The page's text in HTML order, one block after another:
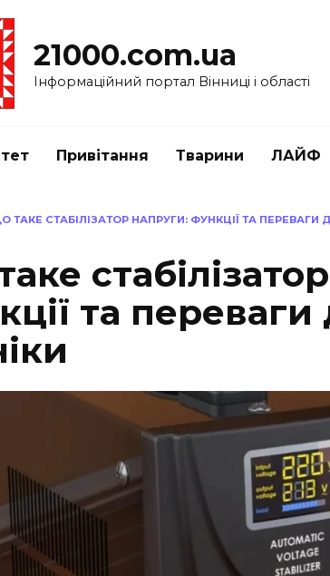
21000.com.ua
Інформаційний портал Вінниці і області
Привітання Тварини ЛАЙФ
ТАКЕ СТАБІЛІЗАТОР НАПРУГИ: ФУНКЦІЇ ТА ПЕРЕВАГИ
та